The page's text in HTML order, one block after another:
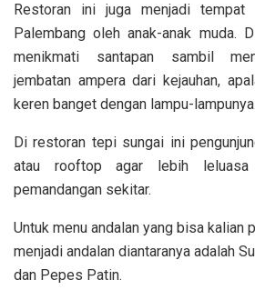
Restoran ini juga menjadi
Palembang oleh anak-anak muda.
menikmati santapan sambil
jembatan ampera dari kejauhan,
keren banget dengan lampu-lampunya.
Di restoran tepi sungai ini
atau rooftop agar lebih
pemandangan sekitar.
Untuk menu andalan yang bisa kalian
menjadi andalan diantaranya adalah
dan Pepes Patin.